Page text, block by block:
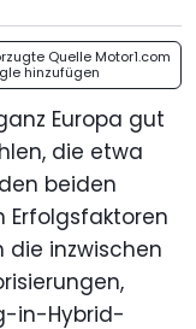
Quelle Motor1.com
hinzufügen
Europa gut
die etwa
beiden
Erfolgsfaktoren
die inzwischen
in-Hybrid-